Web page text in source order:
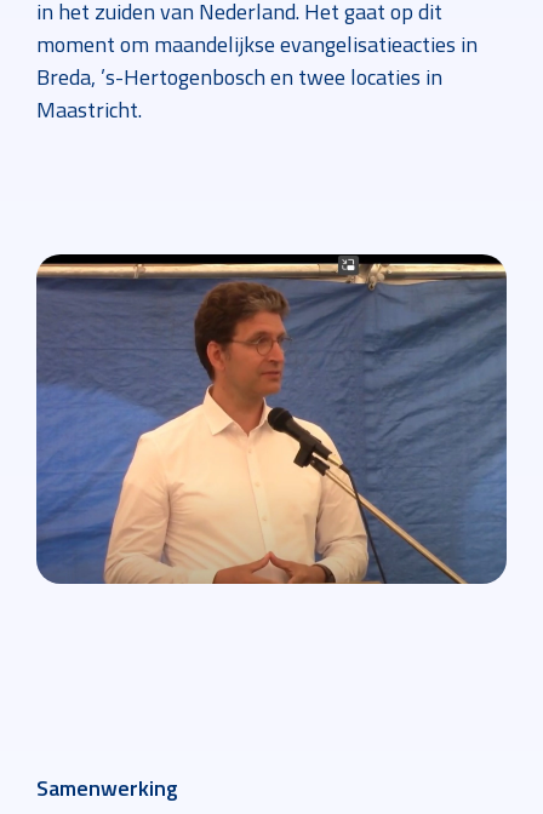
in het zuiden van Nederland. Het gaat op dit
moment om maandelijkse evangelisatieacties in
Breda, ’s-Hertogenbosch en twee locaties in
Maastricht.
Samenwerking